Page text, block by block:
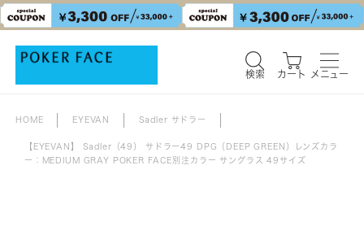
検索 カート メニュー
HOME EYEVAN Sadler サドラー
【EYEVAN】 Sadler（49） サドラー49 DPG（DEEP GREEN）レンズカラ
ー：MEDIUM GRAY POKER FACE別注カラー サングラス 49サイズ